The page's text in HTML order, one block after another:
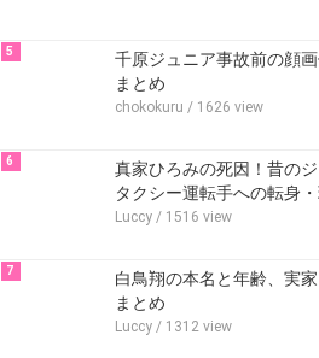
5
千原ジュニア事故前の顔
まとめ
chokokuru / 1626 view
6
真家ひろみの死因！昔の
タクシー運転手への転身・
Luccy / 1516 view
7
白鳥翔の本名と年齢、実
まとめ
Luccy / 1312 view